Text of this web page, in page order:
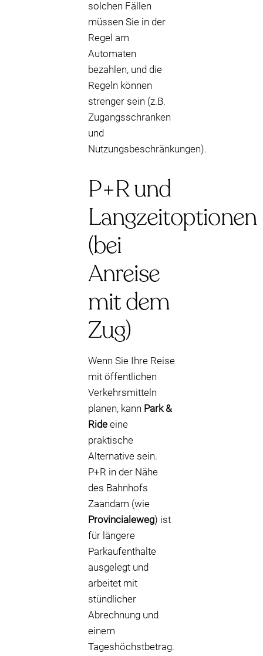
solchen Fällen
müssen Sie in der
Regel am
Automaten
bezahlen, und die
Regeln können
strenger sein (z.B.
Zugangsschranken
und
Nutzungsbeschränkungen).
P+R und
Langzeitoptionen
(bei
Anreise
mit dem
Zug)
Wenn Sie Ihre Reise
mit öffentlichen
Verkehrsmitteln
planen, kann Park &
Ride eine
praktische
Alternative sein.
P+R in der Nähe
des Bahnhofs
Zaandam (wie
Provincialeweg) ist
für längere
Parkaufenthalte
ausgelegt und
arbeitet mit
stündlicher
Abrechnung und
einem
Tageshöchstbetrag.